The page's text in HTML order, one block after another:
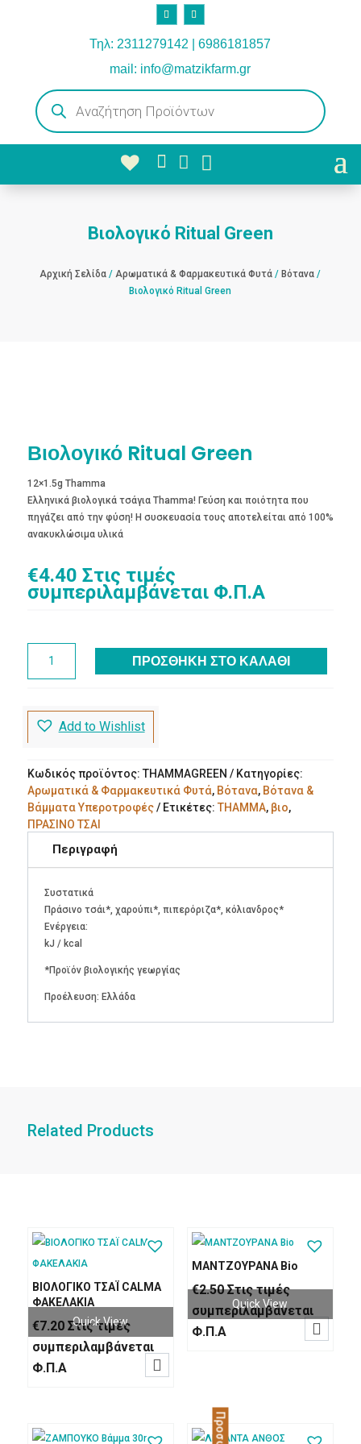
Τηλ: 2311279142 | 6986181857
mail: info@matzikfarm.gr
Products
search
  
Βιολογικό Ritual Green
Αρχική Σελίδα /Αρωματικά & Φαρμακευτικά Φυτά /Βότανα /
Βιολογικό Ritual Green
Βιολογικό Ritual Green
12×1.5g Thamma
Ελληνικά βιολογικά τσάγια Thamma! Γεύση και ποιότητα που
πηγάζει από την φύση! Η συσκευασία τους αποτελείται από 100%
ανακυκλώσιμα υλικά
€4.40 Στις τιμές
συμπεριλαμβάνεται Φ.Π.Α
Ritual
ΠΡΟΣΘΉΚΗ ΣΤΟ ΚΑΛΆΘΙ
Add to Wishlist
Κωδικός προϊόντος: THAMMAGREEN
Κατηγορίες:
Αρωματικά & Φαρμακευτικά Φυτά, Βότανα, Βότανα &
Βάμματα Υπεροτροφές
Ετικέτες: THAMMA, βιο,
ΠΡΑΣΙΝΟ ΤΣΑΙ
Περιγραφή
Συστατικά
Πράσινο τσάι*, χαρούπι*, πιπερόριζα*, κόλιανδρος*
Ενέργεια:
kJ / kcal
*Προϊόν βιολογικής γεωργίας
Προέλευση: Ελλάδα
Related Products
ΒΙΟΛΟΓΙΚΟ ΤΣΑΪ CALMA
ΦΑΚΕΛΑΚΙΑ
€7.20 Στις τιμές
συμπεριλαμβάνεται
Φ.Π.Α
Quick View

ΜΑΝΤΖΟΥΡΑΝΑ Bio
€2.50 Στις τιμές
συμπεριλαμβάνεται
Φ.Π.Α
Quick View
